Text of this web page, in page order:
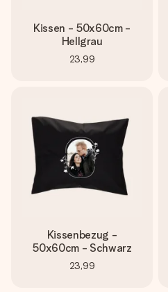
Kissen - 50x60cm -
Hellgrau
23,99
Kissenbezug -
50x60cm - Schwarz
23,99